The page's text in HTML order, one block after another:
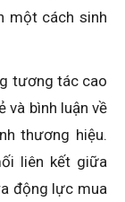
một cách sinh
tương tác cao
và bình luận về
thương hiệu.
liên kết giữa
động lực mua